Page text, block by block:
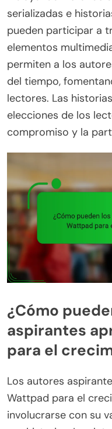
serializadas e
pueden participar a
elementos
permiten a los
del tiempo,
lectores. Las
elecciones de los
compromiso y la
¿Cómo
aspirantes
para el
Los autores
Wattpad para el
involucrarse con su